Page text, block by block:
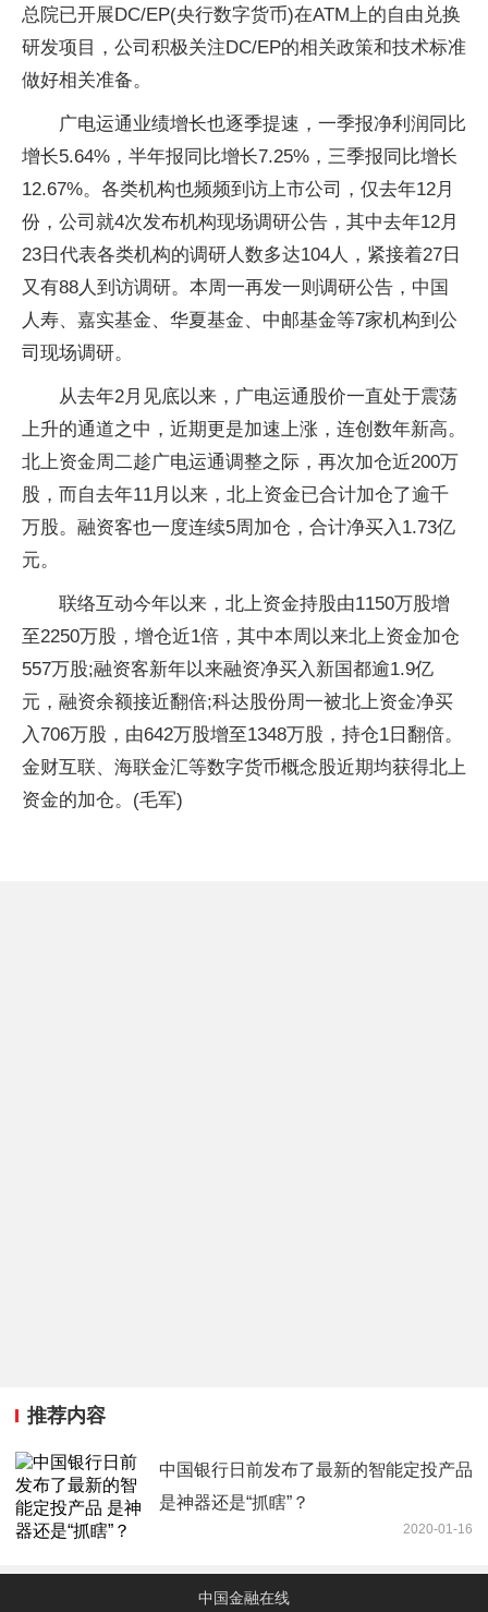
总院已开展DC/EP(央行数字货币)在ATM上的自由兑换
研发项目，公司积极关注DC/EP的相关政策和技术标准
做好相关准备。
广电运通业绩增长也逐季提速，一季报净利润同比
增长5.64%，半年报同比增长7.25%，三季报同比增长
12.67%。各类机构也频频到访上市公司，仅去年12月
份，公司就4次发布机构现场调研公告，其中去年12月
23日代表各类机构的调研人数多达104人，紧接着27日
又有88人到访调研。本周一再发一则调研公告，中国
人寿、嘉实基金、华夏基金、中邮基金等7家机构到公
司现场调研。
从去年2月见底以来，广电运通股价一直处于震荡
上升的通道之中，近期更是加速上涨，连创数年新高。
北上资金周二趁广电运通调整之际，再次加仓近200万
股，而自去年11月以来，北上资金已合计加仓了逾千
万股。融资客也一度连续5周加仓，合计净买入1.73亿
元。
联络互动今年以来，北上资金持股由1150万股增
至2250万股，增仓近1倍，其中本周以来北上资金加仓
557万股;融资客新年以来融资净买入新国都逾1.9亿
元，融资余额接近翻倍;科达股份周一被北上资金净买
入706万股，由642万股增至1348万股，持仓1日翻倍。
金财互联、海联金汇等数字货币概念股近期均获得北上
资金的加仓。(毛军)
推荐内容
中国银行日前发布了最新的智能定投产品
是神器还是“抓瞎”？
2020-01-16
中国金融在线